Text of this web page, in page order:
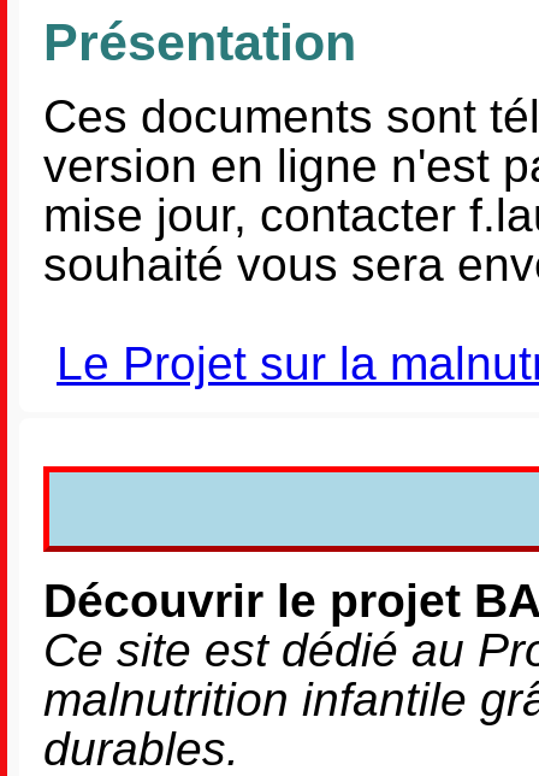
Présentation
Ces documents sont
version en ligne n'est
mise jour, contacter
souhaité vous sera
Le Projet sur la
Découvrir le projet
Ce site est dédié au
malnutrition infantile
durables.